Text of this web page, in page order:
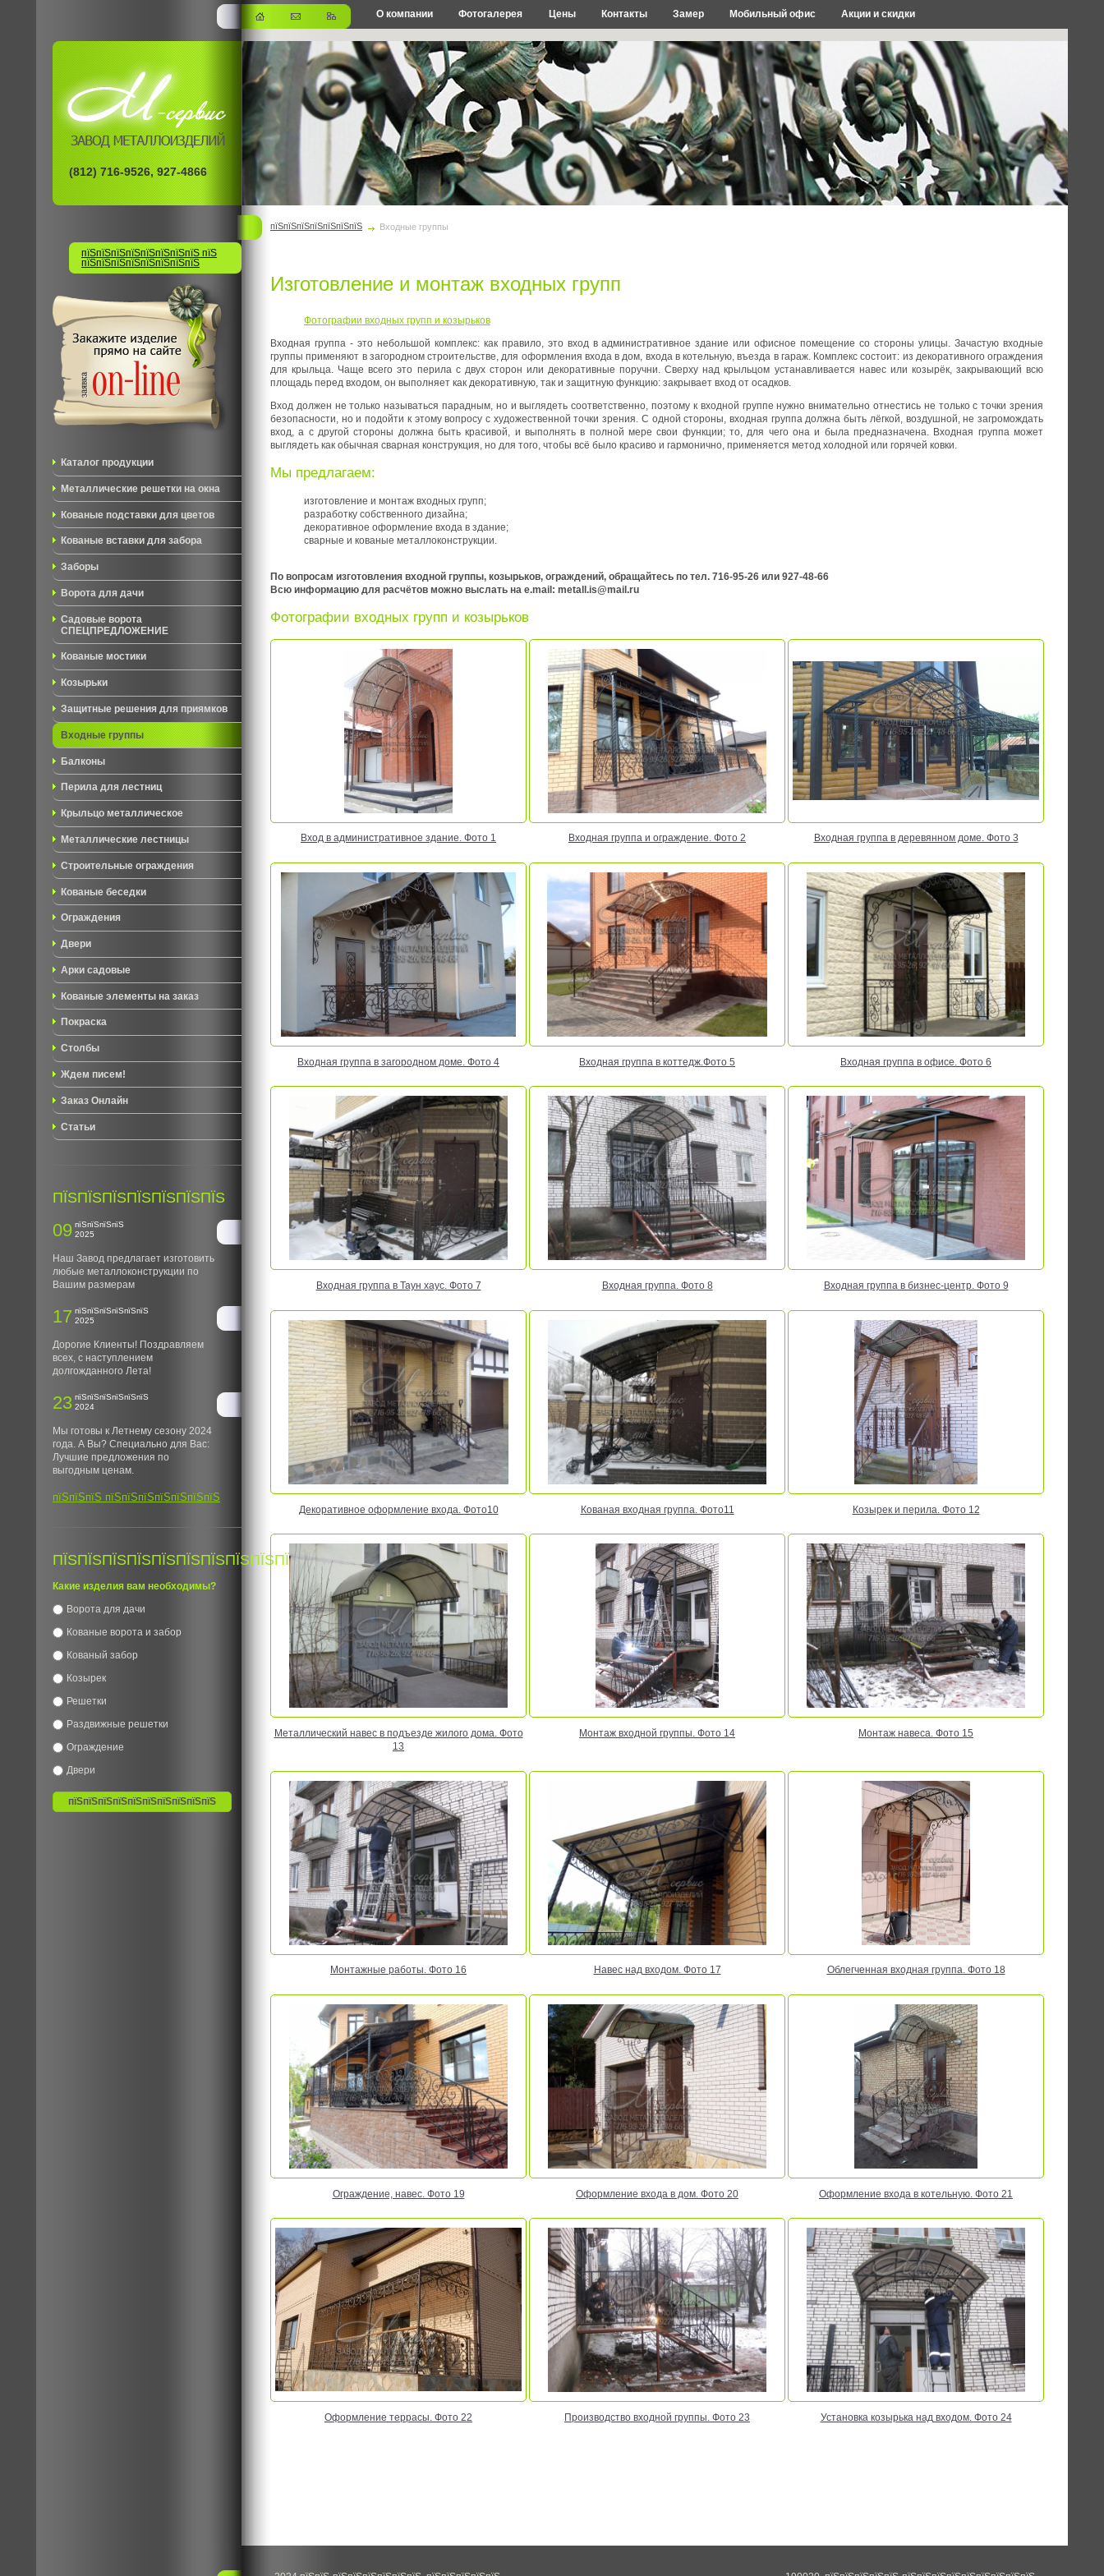
О компании Фотогалерея Цены Контакты Замер Мобильный офис Акции и скидки
(812) 716-9526, 927-4866
пїЅпїЅпїЅпїЅпїЅпїЅпїЅпїЅ пїЅ
пїЅпїЅпїЅпїЅпїЅпїЅпїЅпїЅ
Каталог продукции
Металлические решетки на окна
Кованые подставки для цветов
Кованые вставки для забора
Заборы
Ворота для дачи
Садовые ворота
СПЕЦПРЕДЛОЖЕНИЕ
Кованые мостики
Козырьки
Защитные решения для приямков
Входные группы
Балконы
Перила для лестниц
Крыльцо металлическое
Металлические лестницы
Строительные ограждения
Кованые беседки
Ограждения
Двери
Арки садовые
Кованые элементы на заказ
Покраска
Столбы
Ждем писем!
Заказ Онлайн
Статьи
ПЇЅПЇЅПЇЅПЇЅПЇЅПЇЅПЇЅ
09 пїЅпїЅпїЅпїЅ
2025
Наш Завод предлагает изготовить
любые металлоконструкции по
Вашим размерам
17 пїЅпїЅпїЅпїЅпїЅпїЅ
2025
Дорогие Клиенты! Поздравляем
всех, с наступлением
долгожданного Лета!
23 пїЅпїЅпїЅпїЅпїЅпїЅ
2024
Мы готовы к Летнему сезону 2024
года. А Вы? Специально для Вас:
Лучшие предложения по
выгодным ценам.
пїЅпїЅпїЅ пїЅпїЅпїЅпїЅпїЅпїЅпїЅ
ПЇЅПЇЅПЇЅПЇЅПЇЅПЇЅПЇЅПЇЅПЇЅПЇЅПЇЅ
Какие изделия вам необходимы?
Ворота для дачи
Кованые ворота и забор
Кованый забор
Козырек
Решетки
Раздвижные решетки
Ограждение
Двери
пїЅпїЅпїЅпїЅпїЅпїЅпїЅ Входные группы
Изготовление и монтаж входных групп
Фотографии входных групп и козырьков
Входная группа - это небольшой комплекс: как правило, это вход в административное здание или офисное помещение со стороны улицы. Зачастую входные
группы применяют в загородном строительстве, для оформления входа в дом, входа в котельную, въезда в гараж. Комплекс состоит: из декоративного ограждения
для крыльца. Чаще всего это перила с двух сторон или декоративные поручни. Сверху над крыльцом устанавливается навес или козырёк, закрывающий всю
площадь перед входом, он выполняет как декоративную, так и защитную функцию: закрывает вход от осадков.
Вход должен не только называться парадным, но и выглядеть соответственно, поэтому к входной группе нужно внимательно отнестись не только с точки зрения
безопасности, но и подойти к этому вопросу с художественной точки зрения. С одной стороны, входная группа должна быть лёгкой, воздушной, не загромождать
вход, а с другой стороны должна быть красивой, и выполнять в полной мере свои функции; то, для чего она и была предназначена. Входная группа может
выглядеть как обычная сварная конструкция, но для того, чтобы всё было красиво и гармонично, применяется метод холодной или горячей ковки.
Мы предлагаем:
изготовление и монтаж входных групп;
разработку собственного дизайна;
декоративное оформление входа в здание;
сварные и кованые металлоконструкции.
По вопросам изготовления входной группы, козырьков, ограждений, обращайтесь по тел. 716-95-26 или 927-48-66
Всю информацию для расчётов можно выслать на e.mail: metall.is@mail.ru
Фотографии входных групп и козырьков
Вход в административное здание. Фото 1 Входная группа и ограждение. Фото 2 Входная группа в деревянном доме. Фото 3
Входная группа в загородном доме. Фото 4 Входная группа в коттедж.Фото 5 Входная группа в офисе. Фото 6
Входная группа в Таун хаус. Фото 7 Входная группа. Фото 8 Входная группа в бизнес-центр. Фото 9
Декоративное оформление входа. Фото10 Кованая входная группа. Фото11 Козырек и перила. Фото 12
Металлический навес в подъезде жилого дома. Фото
13
Монтаж входной группы. Фото 14 Монтаж навеса. Фото 15
Монтажные работы. Фото 16 Навес над входом. Фото 17 Облегченная входная группа. Фото 18
Ограждение, навес. Фото 19 Оформление входа в дом. Фото 20 Оформление входа в котельную. Фото 21
Оформление террасы. Фото 22 Производство входной группы. Фото 23 Установка козырька над входом. Фото 24